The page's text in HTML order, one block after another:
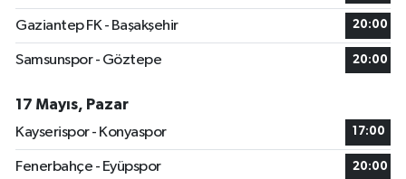
Gaziantep FK - Başakşehir 20:00
Samsunspor - Göztepe 20:00
17 Mayıs, Pazar
Kayserispor - Konyaspor
17:00
Fenerbahçe - Eyüpspor 20:00